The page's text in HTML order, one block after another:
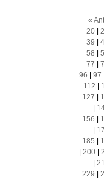
«
20|
39
58
77
96
97
112
127
156
185
200|
229